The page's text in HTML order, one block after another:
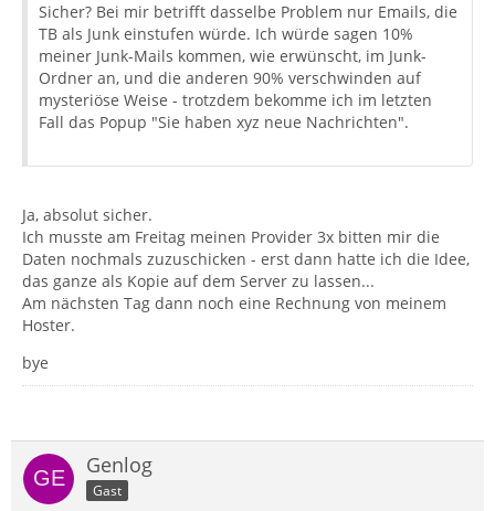
Sicher? Bei mir betrifft dasselbe Problem nur Emails, die
TB als Junk einstufen würde. Ich würde sagen 10%
meiner Junk-Mails kommen, wie erwünscht, im Junk-
Ordner an, und die anderen 90% verschwinden auf
mysteriöse Weise - trotzdem bekomme ich im letzten
Fall das Popup "Sie haben xyz neue Nachrichten".
Ja, absolut sicher.
Ich musste am Freitag meinen Provider 3x bitten mir die
Daten nochmals zuzuschicken - erst dann hatte ich die Idee,
das ganze als Kopie auf dem Server zu lassen...
Am nächsten Tag dann noch eine Rechnung von meinem
Hoster.
bye
Genlog
Gast